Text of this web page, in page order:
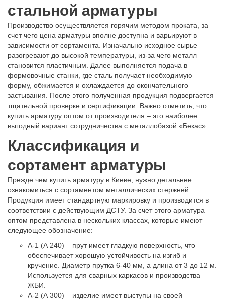
стальной арматуры
Производство осуществляется горячим методом проката, за
счет чего цена арматуры вполне доступна и варьируют в
зависимости от сортамента. Изначально исходное сырье
разогревают до высокой температуры, из-за чего металл
становится пластичным. Далее выполняется подача в
формовочные станки, где сталь получает необходимую
форму, обжимается и охлаждается до окончательного
застывания. После этого полученная продукция подвергается
тщательной проверке и сертификации. Важно отметить, что
купить арматуру оптом от производителя – это наиболее
выгодный вариант сотрудничества с металлобазой «Бекас».
Классификация и
сортамент арматуры
Прежде чем купить арматуру в Киеве, нужно детальнее
ознакомиться с сортаментом металлических стержней.
Продукция имеет стандартную маркировку и производится в
соответствии с действующим ДСТУ. За счет этого арматура
оптом представлена в нескольких классах, которые имеют
следующее обозначение:
А-1 (А 240) – прут имеет гладкую поверхность, что
обеспечивает хорошую устойчивость на изгиб и
кручение. Диаметр прутка 6-40 мм, а длина от 3 до 12 м.
Используется для сварных каркасов и производства
ЖБИ.
А-2 (А 300) – изделие имеет выступы на своей